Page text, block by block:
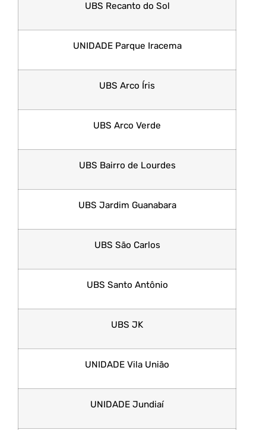
UBS Recanto do Sol
UNIDADE Parque Iracema
UBS Arco Íris
UBS Arco Verde
UBS Bairro de Lourdes
UBS Jardim Guanabara
UBS São Carlos
UBS Santo Antônio
UBS JK
UNIDADE Vila União
UNIDADE Jundiaí